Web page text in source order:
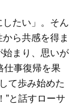
気の40代髪型・ヘア
タログ
したい」。そん
ら共感を得ま
始まり、思いが
仕事復帰を果
て歩み始めた
”と話すローサ